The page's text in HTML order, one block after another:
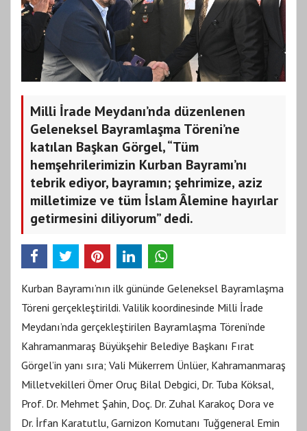
Milli İrade Meydanı’nda düzenlenen
Geleneksel Bayramlaşma Töreni’ne
katılan Başkan Görgel, “Tüm
hemşehrilerimizin Kurban Bayramı’nı
tebrik ediyor, bayramın; şehrimize, aziz
milletimize ve tüm İslam Âlemine hayırlar
getirmesini diliyorum” dedi.
Kurban Bayramı’nın ilk gününde Geleneksel Bayramlaşma
Töreni gerçekleştirildi. Valilik koordinesinde Milli İrade
Meydanı’nda gerçekleştirilen Bayramlaşma Töreni’nde
Kahramanmaraş Büyükşehir Belediye Başkanı Fırat
Görgel’in yanı sıra; Vali Mükerrem Ünlüer, Kahramanmaraş
Milletvekilleri Ömer Oruç Bilal Debgici, Dr. Tuba Köksal,
Prof. Dr. Mehmet Şahin, Doç. Dr. Zuhal Karakoç Dora ve
Dr. İrfan Karatutlu, Garnizon Komutanı Tuğgeneral Emin